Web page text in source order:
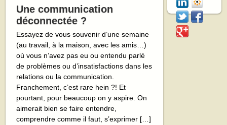
Une communication
déconnectée ?
Essayez de vous souvenir d’une semaine
(au travail, à la maison, avec les amis…)
où vous n’avez pas eu ou entendu parlé
de problèmes ou d’insatisfactions dans les
relations ou la communication.
Franchement, c’est rare hein ?! Et
pourtant, pour beaucoup on y aspire. On
aimerait bien se faire entendre,
comprendre comme il faut, s’exprimer […]